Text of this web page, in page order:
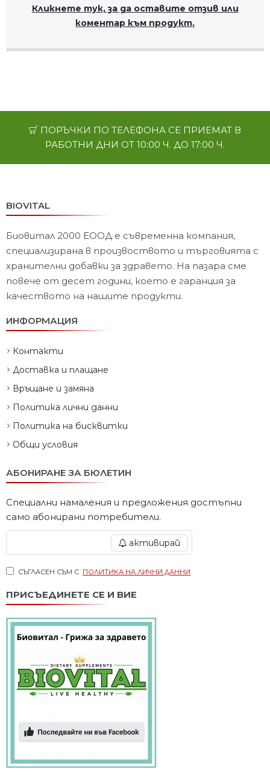
Кликнете тук, за да оставите отзив или
коментар към продукт.
ПОРЪЧКИ ПО ТЕЛЕФОНА СЕ ПРИЕМАТ В
РАБОТНИ ДНИ ОТ 10:00 Ч. ДО 17:00 Ч.
BIOVITAL
Биовитал 2000 ЕООД е съвременна компания,
специализирана в произвоството и търговията с
хранителни добавки за здравето. На пазара сме
повече от десет години, което е гаранция за
качеството на нашите продукти.
ИНФОРМАЦИЯ
Контакти
Доставка и плащане
Връщане и замяна
Политика лични данни
Политика на бисквитки
Общи условия
АБОНИРАНЕ ЗА БЮЛЕТИН
Специални намаления и предложения достъпни
само абонирани потребители.
активирай
СЪГЛАСЕН СЪМ С ПОЛИТИКА НА ЛИЧНИ ДАННИ
ПРИСЪЕДИНЕТЕ СЕ И ВИЕ